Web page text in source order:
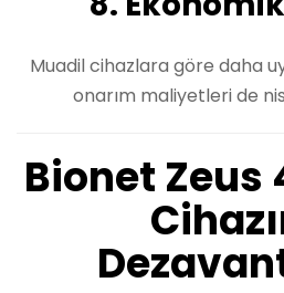
Muadil cihazlara göre daha
onarım maliyetleri de
Bionet Zeus